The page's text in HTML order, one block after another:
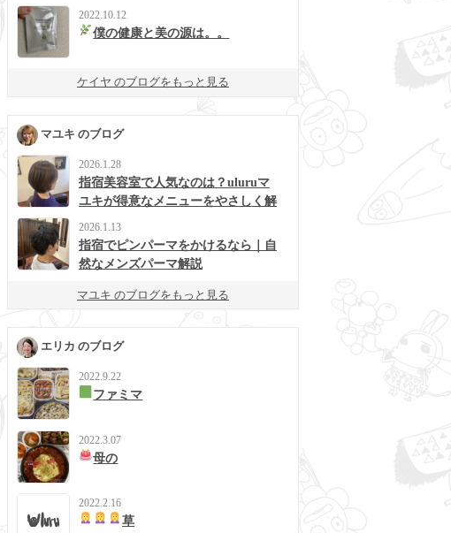
2022.10.12
僕の健康と美の源は。。
ケイヤ のブログをもっと見る
マユキ のブログ
2026.1.28
指宿美容室で人気なのは？uluruマ
ユキが得意なメニューをやさしく解
2026.1.13
指宿でピンパーマをかけるなら｜自
然なメンズパーマ解説
マユキ のブログをもっと見る
エリカ のブログ
2022.9.22
ファミマ
2022.3.07
母の
2022.2.16
草